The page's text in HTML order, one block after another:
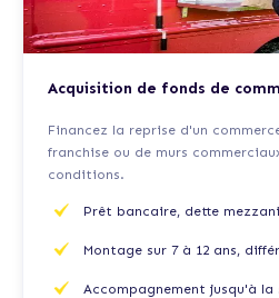
Acquisition de fonds de
Financez la reprise d'un
franchise ou de murs
conditions.
Prêt bancaire, dette
Montage sur 7 à 12 ans,
Accompagnement jusqu'à la